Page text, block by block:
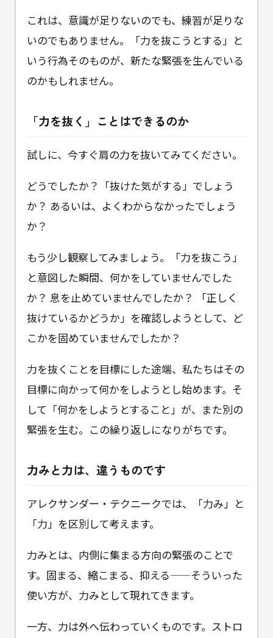
これは、意識が足りないのでも、練習が足りな
いのでもありません。「力を抜こうとする」と
いう行為そのものが、新たな緊張を生んでいる
のかもしれません。
「力を抜く」ことはできるのか
試しに、今すぐ肩の力を抜いてみてください。
どうでしたか？「抜けた気がする」でしょう
か？ あるいは、よくわからなかったでしょう
か？
もう少し観察してみましょう。「力を抜こう」
と意図した瞬間、何かをしていませんでした
か？ 息を止めていませんでしたか？ 「正しく
抜けているかどうか」を確認しようとして、ど
こかを固めていませんでしたか？
力を抜くことを目標にした途端、私たちはその
目標に向かって何かをしようとし始めます。そ
して「何かをしようとすること」が、また別の
緊張を生む。この繰り返しになりがちです。
力みと力は、違うものです
アレクサンダー・テクニークでは、「力み」と
「力」を区別して考えます。
力みとは、内側に集まる方向の緊張のことで
す。固まる、縮こまる、抑える——そういった
使い方が、力みとして現れてきます。
一方、力は外へ伝わっていくものです。ストロ